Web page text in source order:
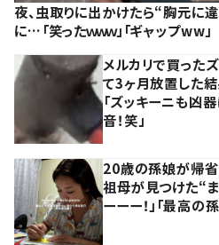
夜、虫取りに出かけたら“胸元に
に…「笑ったｗｗｗ」「ギャップww」
メルカリで買った
て3ヶ月放置した
「ズッキーニも凶器
音！笑」
20歳の孫娘が帰省
祖母が見つけた“
ーーー！」「最高の